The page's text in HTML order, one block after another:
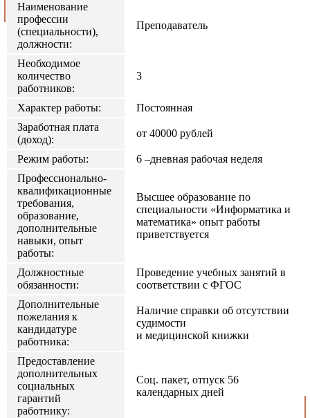
Наименование
профессии
(специальности),
должности:
Преподаватель
Необходимое
количество
работников:
3
Характер работы:
Постоянная
Заработная плата
(доход):
от 40000 рублей
Режим работы:
6 –дневная рабочая неделя
Профессионально-
квалификационные
требования,
образование,
дополнительные
навыки, опыт
работы:
Высшее образование по
специальности «Информатика и
математика» опыт работы
приветствуется
Должностные
обязанности:
Проведение учебных занятий в
соответствии с ФГОС
Дополнительные
пожелания к
кандидатуре
работника:
Наличие справки об отсутствии
судимости
и медицинской книжки
Предоставление
дополнительных
социальных
гарантий
работнику:
Соц. пакет, отпуск 56
календарных дней